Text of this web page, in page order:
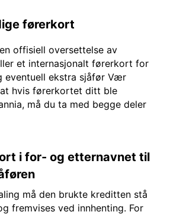
førerkort
offisiell oversettelse av
et internasjonalt førerkort for
eventuell ekstra sjåfør Vær
hvis førerkortet ditt ble
må du ta med begge deler
i for- og etternavnet til
må den brukte kreditten stå
fremvises ved innhenting. For